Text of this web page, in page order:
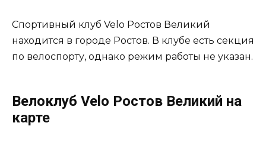
Спортивный клуб Velo Ростов Великий
находится в городе Ростов. В клубе есть секция
по велоспорту, однако режим работы не указан.
Велоклуб Velo Ростов Великий на
карте